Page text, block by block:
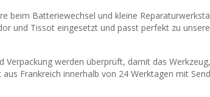
beim Batteriewechsel und kleine
und Tissot eingesetzt und passt perfekt zu
werden überprüft, damit das
Frankreich innerhalb von 24 Werktagen mit